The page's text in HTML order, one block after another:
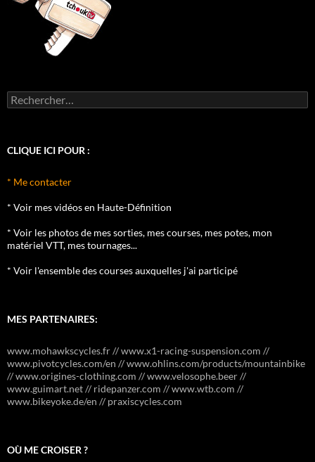
Rechercher :
CLIQUE ICI POUR :
* Me contacter
* Voir mes vidéos en Haute-Définition
* Voir les photos de mes sorties, mes courses, mes potes, mon
matériel VTT, mes tournages...
* Voir l'ensemble des courses auxquelles j'ai participé
MES PARTENAIRES:
www.mohawkscycles.fr // www.x1-racing-suspension.com //
www.pivotcycles.com/en // www.ohlins.com/products/mountainbike
// www.origines-clothing.com // www.velosophe.beer //
www.guimart.net // ridepanzer.com // www.wtb.com //
www.bikeyoke.de/en // praxiscycles.com
OÙ ME CROISER ?